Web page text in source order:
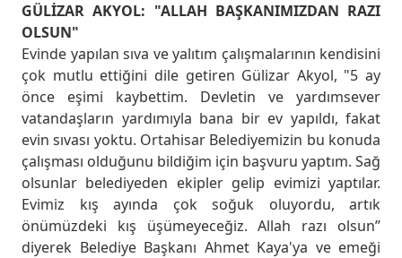
GÜLİZAR AKYOL: "ALLAH BAŞKANIMIZDAN RAZI
OLSUN"
Evinde yapılan sıva ve yalıtım çalışmalarının kendisini
çok mutlu ettiğini dile getiren Gülizar Akyol, "5 ay
önce eşimi kaybettim. Devletin ve yardımsever
vatandaşların yardımıyla bana bir ev yapıldı, fakat
evin sıvası yoktu. Ortahisar Belediyemizin bu konuda
çalışması olduğunu bildiğim için başvuru yaptım. Sağ
olsunlar belediyeden ekipler gelip evimizi yaptılar.
Evimiz kış ayında çok soğuk oluyordu, artık
önümüzdeki kış üşümeyeceğiz. Allah razı olsun”
diyerek Belediye Başkanı Ahmet Kaya'ya ve emeği